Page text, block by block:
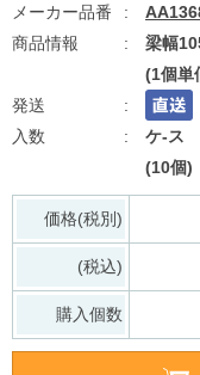
梁幅
(1個単
ケ-ス
(10個)
価格(税別)
(税込)
購入個数